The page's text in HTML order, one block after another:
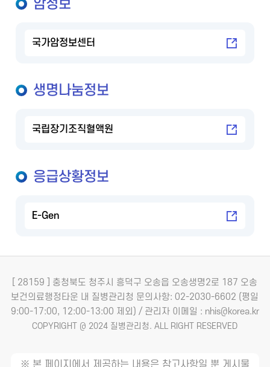
암정보
국가암정보센터
생명나눔정보
국립장기조직혈액원
응급상황정보
E-Gen
[ 28159 ] 충청북도 청주시 흥덕구 오송읍 오송생명2로 187 오송
보건의료행정타운 내 질병관리청 문의사항: 02-2030-6602 (평일
9:00-17:00, 12:00-13:00 제외) / 관리자 이메일 : nhis@korea.kr
COPYRIGHT @ 2024 질병관리청. ALL RIGHT RESERVED
※ 본 페이지에서 제공하는 내용은 참고사항일 뿐 게시물